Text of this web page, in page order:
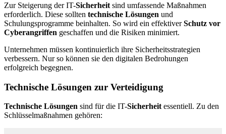
Zur Steigerung der IT-Sicherheit sind umfassende Maßnahmen
erforderlich. Diese sollten technische Lösungen und
Schulungsprogramme beinhalten. So wird ein effektiverSchutz vor
Cyberangriffen geschaffen und die Risiken minimiert.
Unternehmen müssen kontinuierlich ihre Sicherheitsstrategien
verbessern. Nur so können sie den digitalen Bedrohungen
erfolgreich begegnen.
Technische Lösungen zur Verteidigung
Technische Lösungen sind für die IT-Sicherheit essentiell. Zu den
Schlüsselmaßnahmen gehören: